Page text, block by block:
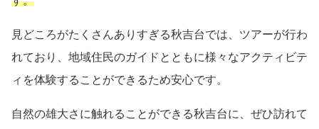
見どころがたくさんありすぎる秋吉台では、ツアーが行わ
れており、地域住民のガイドとともに様々なアクティビテ
ィを体験することができるため安心です。
自然の雄大さに触れることができる秋吉台に、ぜひ訪れて